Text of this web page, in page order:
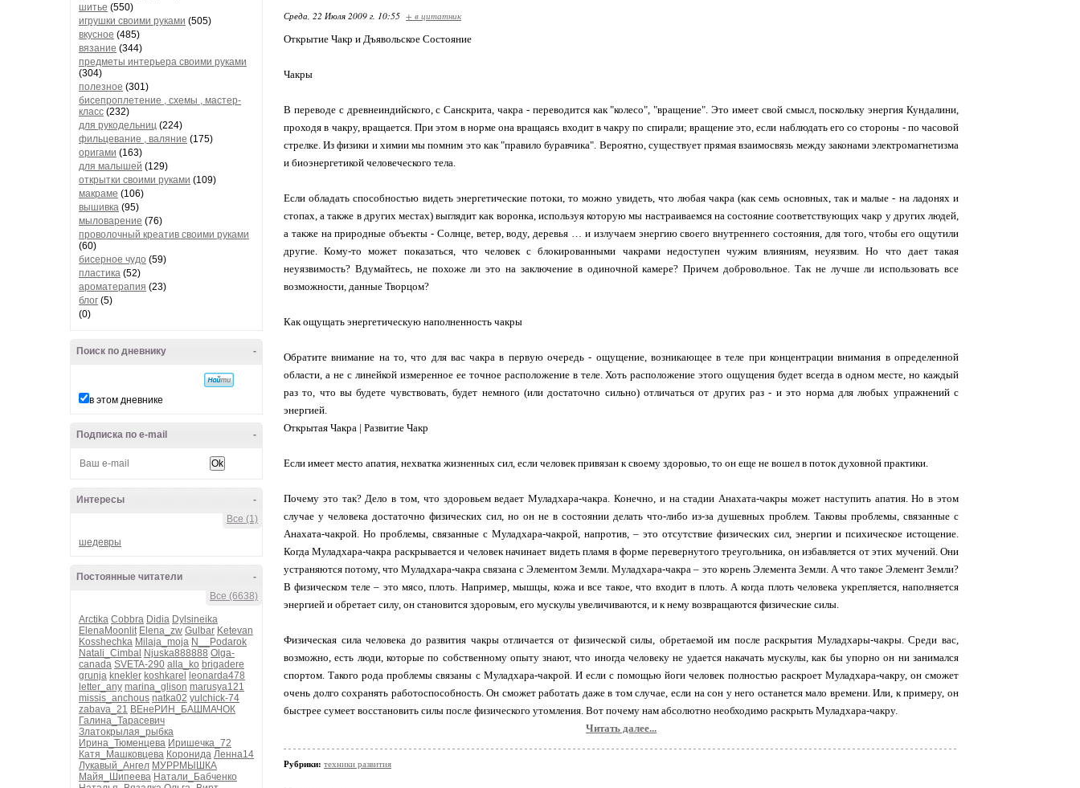
шитье (550)
игрушки своими руками (505)
вкусное (485)
вязание (344)
предметы интерьера своими руками
(304)
полезное (301)
бисепроплетение , схемы , мастер-
класс (232)
для рукодельниц (224)
фильцевание , валяние (175)
оригами (163)
для малышей (129)
открытки своими руками (109)
макраме (106)
вышивка (95)
мыловарение (76)
проволочный креатив своими руками
(60)
бисерное чудо (59)
пластика (52)
ароматерапия (23)
блог (5)
(0)
-
Поиск по дневнику
в этом дневнике
-
Подписка по e-mail
-
Интересы
Все (1)
шедевры
-
Постоянные читатели
Все (6638)
Arctika Cobbra Didia Dylsineika
ElenaMoonlit Elena_zw Gulbar Ketevan
Kosshechka Milaja_moja N__Podarok
Natali_Cimbal Njuska888888 Olga-
canada SVETA-290 alla_ko brigadere
grunja knekler koshkarel
leonarda478
letter_any marina_glison marusya121
missis_anchous natka02 yulchick-74
zabava_21 ВЕнеРИН_БАШМАЧОК
Галина_Тарасевич
Златокрылая_рыбка
Ирина_Тюменцева Иришечка_72
Катя_Машковцева Коронида Ленна14
Лукавый_Ангел МУРРМЫШКА
Майя_Шипеева Натали_Бабченко
Среда, 22 Июля 2009 г. 10:55 + в цитатник
Открытие Чакр и Дъявольское Состояние
Чакры
В переводе с древнеиндийского, с Санскрита, чакра - переводится как "колесо", "вращение". Это имеет свой смысл, поскольку энергия Кундалини,
проходя в чакру, вращается. При этом в норме она вращаясь входит в чакру по спирали; вращение это, если наблюдать его со стороны - по часовой
стрелке. Из физики и химии мы помним это как "правило буравчика". Вероятно, существует прямая взаимосвязь между законами электромагнетизма
и биоэнергетикой человеческого тела.
Если обладать способностью видеть энергетические потоки, то можно увидеть, что любая чакра (как семь основных, так и малые - на ладонях и
стопах, а также в других местах) выглядит как воронка, используя которую мы настраиваемся на состояние соответствующих чакр у других людей,
а также на природные объекты - Солнце, ветер, воду, деревья … и излучаем энергию своего внутреннего состояния, для того, чтобы его ощутили
другие. Кому-то может показаться, что человек с блокированными чакрами недоступен чужим влияниям, неуязвим. Но что дает такая
неуязвимость? Вдумайтесь, не похоже ли это на заключение в одиночной камере? Причем добровольное. Так не лучше ли использовать все
возможности, данные Творцом?
Как ощущать энергетическую наполненность чакры
Обратите внимание на то, что для вас чакра в первую очередь - ощущение, возникающее в теле при концентрации внимания в определенной
области, а не с линейкой измеренное ее точное расположение в теле. Хоть расположение этого ощущения будет всегда в одном месте, но каждый
раз то, что вы будете чувствовать, будет немного (или достаточно сильно) отличаться от других раз - и это норма для любых упражнений с
энергией.
Открытая Чакра | Развитие Чакр
Если имеет место апатия, нехватка жизненных сил, если человек привязан к своему здоровью, то он еще не вошел в поток духовной практики.
Почему это так? Дело в том, что здоровьем ведает Муладхара-чакра. Конечно, и на стадии Анахата-чакры может наступить апатия. Но в этом
случае у человека достаточно физических сил, но он не в состоянии делать что-либо из-за душевных проблем. Таковы проблемы, связанные с
Анахата-чакрой. Но проблемы, связанные с Муладхара-чакрой, напротив, – это отсутствие физических сил, энергии и психическое истощение.
Когда Муладхара-чакра раскрывается и человек начинает видеть пламя в форме перевернутого треугольника, он избавляется от этих мучений. Они
устраняются потому, что Муладхара-чакра связана с Элементом Земли. Муладхара-чакра – это корень Элемента Земли. А что такое Элемент Земли?
В физическом теле – это мясо, плоть. Например, мышцы, кожа и все такое, что входит в плоть. А когда плоть человека укрепляется, наполняется
энергией и обретает силу, он становится здоровым, его мускулы увеличиваются, и к нему возвращаются физические силы.
Физическая сила человека до развития чакры отличается от физической силы, обретаемой им после раскрытия Муладхары-чакры. Среди вас,
возможно, есть люди, которые по собственному опыту знают, что иногда человеку не удается накачать мускулы, как бы упорно он ни занимался
спортом. Такого рода проблемы связаны с Муладхара-чакрой. И если с помощью йоги человек полностью раскроет Муладхара-чакру, он сможет
очень долго сохранять работоспособность. Он сможет работать даже в том случае, если на сон у него останется мало времени. Или, к примеру, он
быстрее сумеет восстановить силы после физического утомления. Вот почему нам абсолютно необходимо раскрыть Муладхара-чакру.
Читать далее...
Рубрики: техники развития